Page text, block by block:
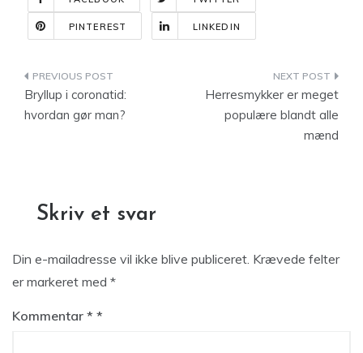
PINTEREST LINKEDIN
Indlægsnavigation
Bryllup i coronatid:
hvordan gør man?
Herresmykker er meget
populære blandt alle
mænd
Skriv et svar
Din e-mailadresse vil ikke blive publiceret. Krævede felter
er markeret med *
Kommentar *